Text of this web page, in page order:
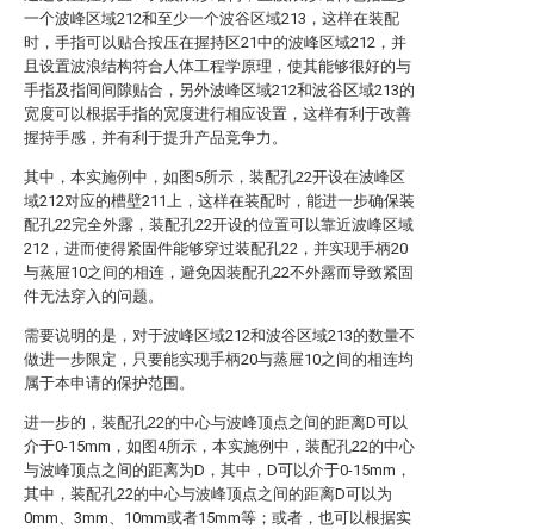
一个波峰区域212和至少一个波谷区域213，这样在装配
时，手指可以贴合按压在握持区21中的波峰区域212，并
且设置波浪结构符合人体工程学原理，使其能够很好的与
手指及指间间隙贴合，另外波峰区域212和波谷区域213的
宽度可以根据手指的宽度进行相应设置，这样有利于改善
握持手感，并有利于提升产品竞争力。
其中，本实施例中，如图5所示，装配孔22开设在波峰区
域212对应的槽壁211上，这样在装配时，能进一步确保装
配孔22完全外露，装配孔22开设的位置可以靠近波峰区域
212，进而使得紧固件能够穿过装配孔22，并实现手柄20
与蒸屉10之间的相连，避免因装配孔22不外露而导致紧固
件无法穿入的问题。
需要说明的是，对于波峰区域212和波谷区域213的数量不
做进一步限定，只要能实现手柄20与蒸屉10之间的相连均
属于本申请的保护范围。
进一步的，装配孔22的中心与波峰顶点之间的距离D可以
介于0-15mm，如图4所示，本实施例中，装配孔22的中心
与波峰顶点之间的距离为D，其中，D可以介于0-15mm，
其中，装配孔22的中心与波峰顶点之间的距离D可以为
0mm、3mm、10mm或者15mm等；或者，也可以根据实